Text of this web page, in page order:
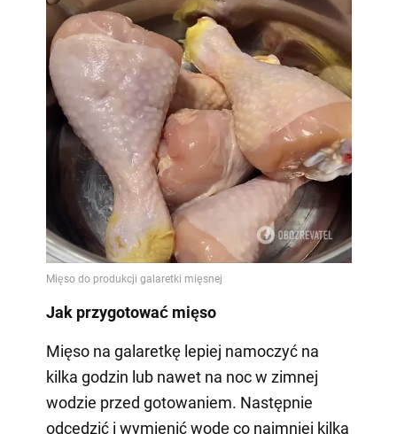
Jak przygotować mięso
Mięso na galaretkę lepiej namoczyć na
kilka godzin lub nawet na noc w zimnej
wodzie przed gotowaniem. Następnie
odcedzić i wymienić wodę co najmniej kilka